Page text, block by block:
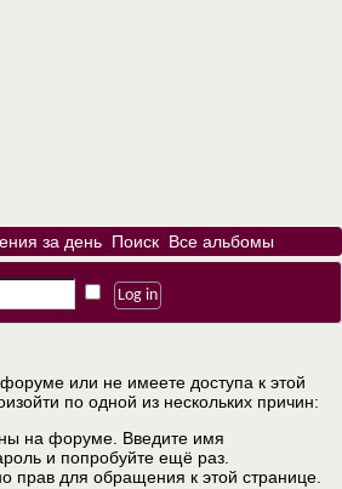
за день Поиск Все альбомы
или не имеете доступа к этой
по одной из нескольких причин:
на форуме. Введите имя
и попробуйте ещё раз.
прав для обращения к этой странице.